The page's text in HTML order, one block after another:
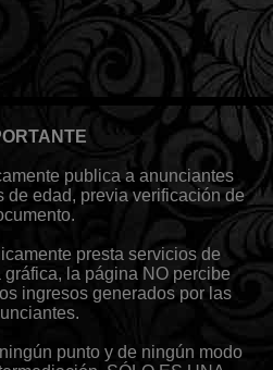
publica a anunciantes
de edad, previa verificación de
presta servicios de
la página NO percibe
ingresos generados por las
punto y de ningún modo